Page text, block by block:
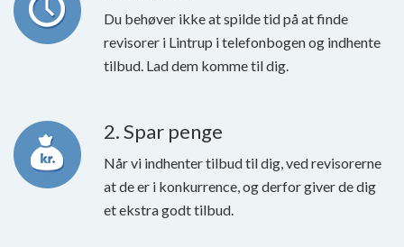
Du behøver ikke at spilde tid på at finde
revisorer i Lintrup i telefonbogen og indhente
tilbud. Lad dem komme til dig.
2. Spar penge
Når vi indhenter tilbud til dig, ved revisorerne
at de er i konkurrence, og derfor giver de dig
et ekstra godt tilbud.